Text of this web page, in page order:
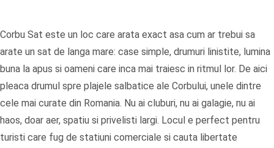
Corbu Sat este un loc care arata exact asa cum ar trebui sa
arate un sat de langa mare: case simple, drumuri linistite, lumina
buna la apus si oameni care inca mai traiesc in ritmul lor. De aici
pleaca drumul spre plajele salbatice ale Corbului, unele dintre
cele mai curate din Romania. Nu ai cluburi, nu ai galagie, nu ai
haos, doar aer, spatiu si privelisti largi. Locul e perfect pentru
turisti care fug de statiuni comerciale si cauta libertate